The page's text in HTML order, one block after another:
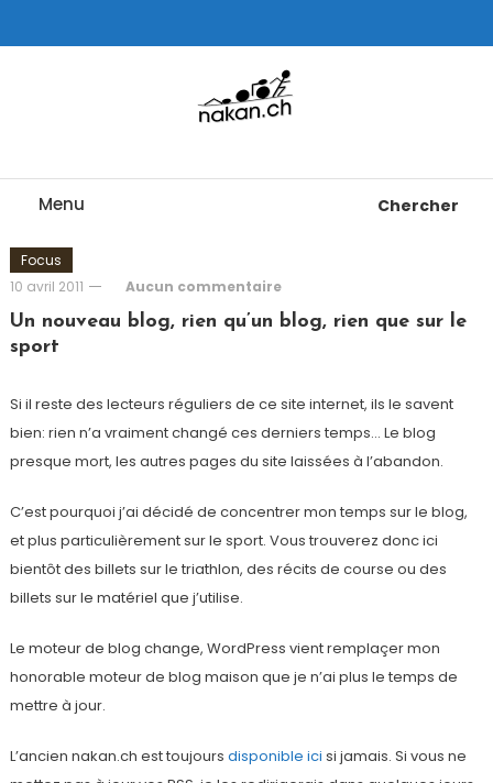
To
Menu Chercher
Focus
10 avril 2011
Aucun commentaire
Un nouveau blog, rien qu’un blog, rien que sur le
sport
Si il reste des lecteurs réguliers de ce site internet, ils le savent
bien: rien n’a vraiment changé ces derniers temps… Le blog
presque mort, les autres pages du site laissées à l’abandon.
C’est pourquoi j’ai décidé de concentrer mon temps sur le blog,
et plus particulièrement sur le sport. Vous trouverez donc ici
bientôt des billets sur le triathlon, des récits de course ou des
billets sur le matériel que j’utilise.
Le moteur de blog change, WordPress vient remplaçer mon
honorable moteur de blog maison que je n’ai plus le temps de
mettre à jour.
L’ancien nakan.ch est toujours disponible ici si jamais. Si vous ne